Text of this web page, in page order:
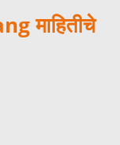
माहितीचे